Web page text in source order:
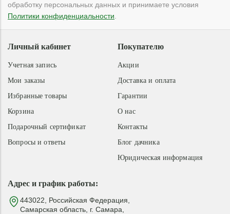
обработку персональных данных и принимаете условия
Политики конфиденциальности
Адрес и график работы:
443022, Российская Федерация,
Самарская область, г. Самара,
Покупателю
Акции
Доставка и оплата
Гарантии
О нас
Контакты
Блог дачника
Юридическая информация
Личный кабинет
Учетная запись
Мои заказы
Избранные товары
Корзина
Подарочный сертификат
Вопросы и ответы